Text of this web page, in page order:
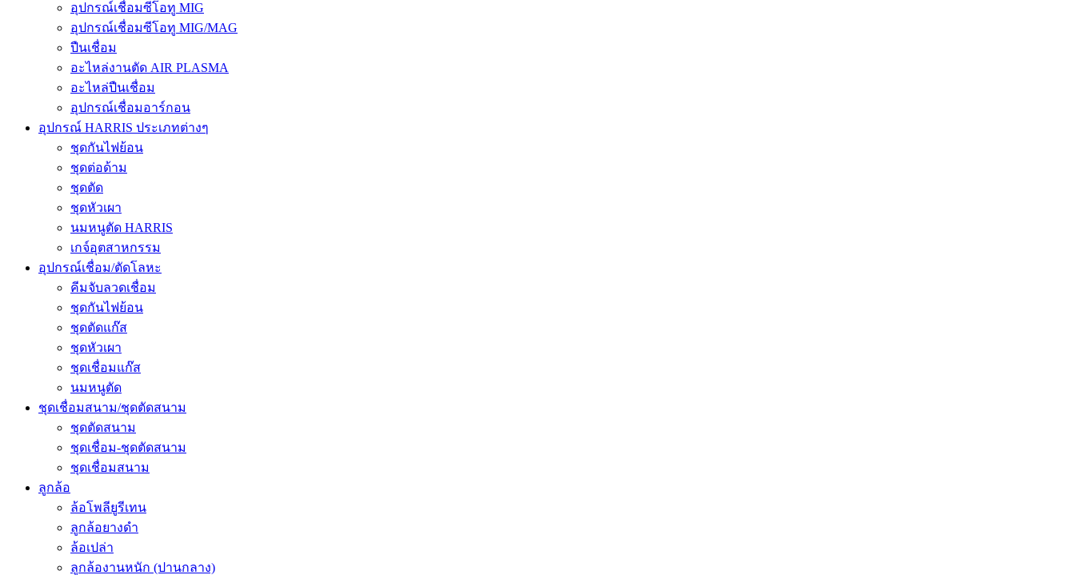
อุปกรณ์เชื่อมซีโอทู MIG
อุปกรณ์เชื่อมซีโอทู MIG/MAG
ปืนเชื่อม
อะไหล่งานตัด AIR PLASMA
อะไหล่ปืนเชื่อม
อุปกรณ์เชื่อมอาร์กอน
อุปกรณ์ HARRIS ประเภทต่างๆ
ชุดกันไฟย้อน
ชุดต่อด้าม
ชุดตัด
ชุดหัวเผา
นมหนูตัด HARRIS
เกจ์อุตสาหกรรม
อุปกรณ์เชื่อม/ตัดโลหะ
คีมจับลวดเชื่อม
ชุดกันไฟย้อน
ชุดตัดแก๊ส
ชุดหัวเผา
ชุดเชื่อมแก๊ส
นมหนูตัด
ชุดเชื่อมสนาม/ชุดตัดสนาม
ชุดตัดสนาม
ชุดเชื่อม-ชุดตัดสนาม
ชุดเชื่อมสนาม
ลูกล้อ
ล้อโพลียูรีเทน
ลูกล้อยางดำ
ล้อเปล่า
ลูกล้องานหนัก (ปานกลาง)